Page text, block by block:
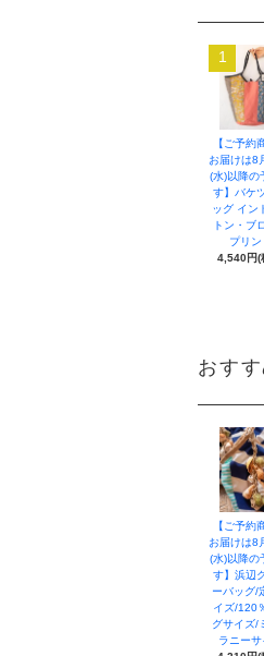
1
【ご予約
お届けは8
(水)以降の
す】バケ
ッグ イン
トン・ブ
プリン
4,540円(
おす
【ご予約
お届けは8
(水)以降の
す】浜辺
ーバッグ/
イズ/120
グサイズ/
ラニー